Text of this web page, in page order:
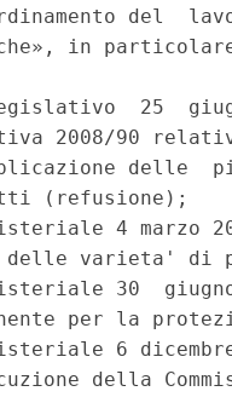
del
in
25
2008/90
delle
(refusione);
4 marzo
delle varieta'
30
per la
6
della